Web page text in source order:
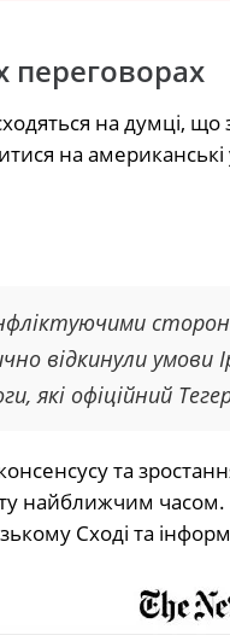
переговорах
на думці,
на
відкинули
які офіційний
та
найближчим часом.
Сході та